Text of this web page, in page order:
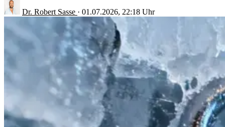
Dr. Robert Sasse · 01.07.2026, 22:18 Uhr